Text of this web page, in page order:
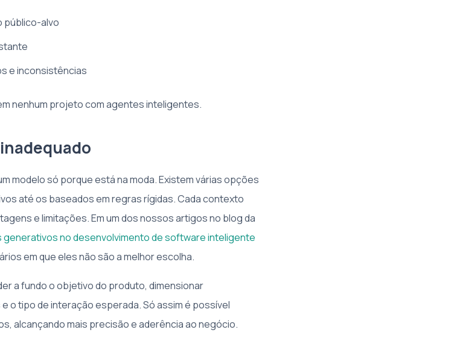
público-alvo
e inconsistências
nenhum projeto com agentes inteligentes.
modelo só porque está na moda. Existem várias opções
até os baseados em regras rígidas. Cada contexto
e limitações. Em um dos nossos artigos no blog da
generativos no desenvolvimento de software inteligente
em que eles não são a melhor escolha.
a fundo o objetivo do produto, dimensionar
o tipo de interação esperada. Só assim é possível
alcançando mais precisão e aderência ao negócio.